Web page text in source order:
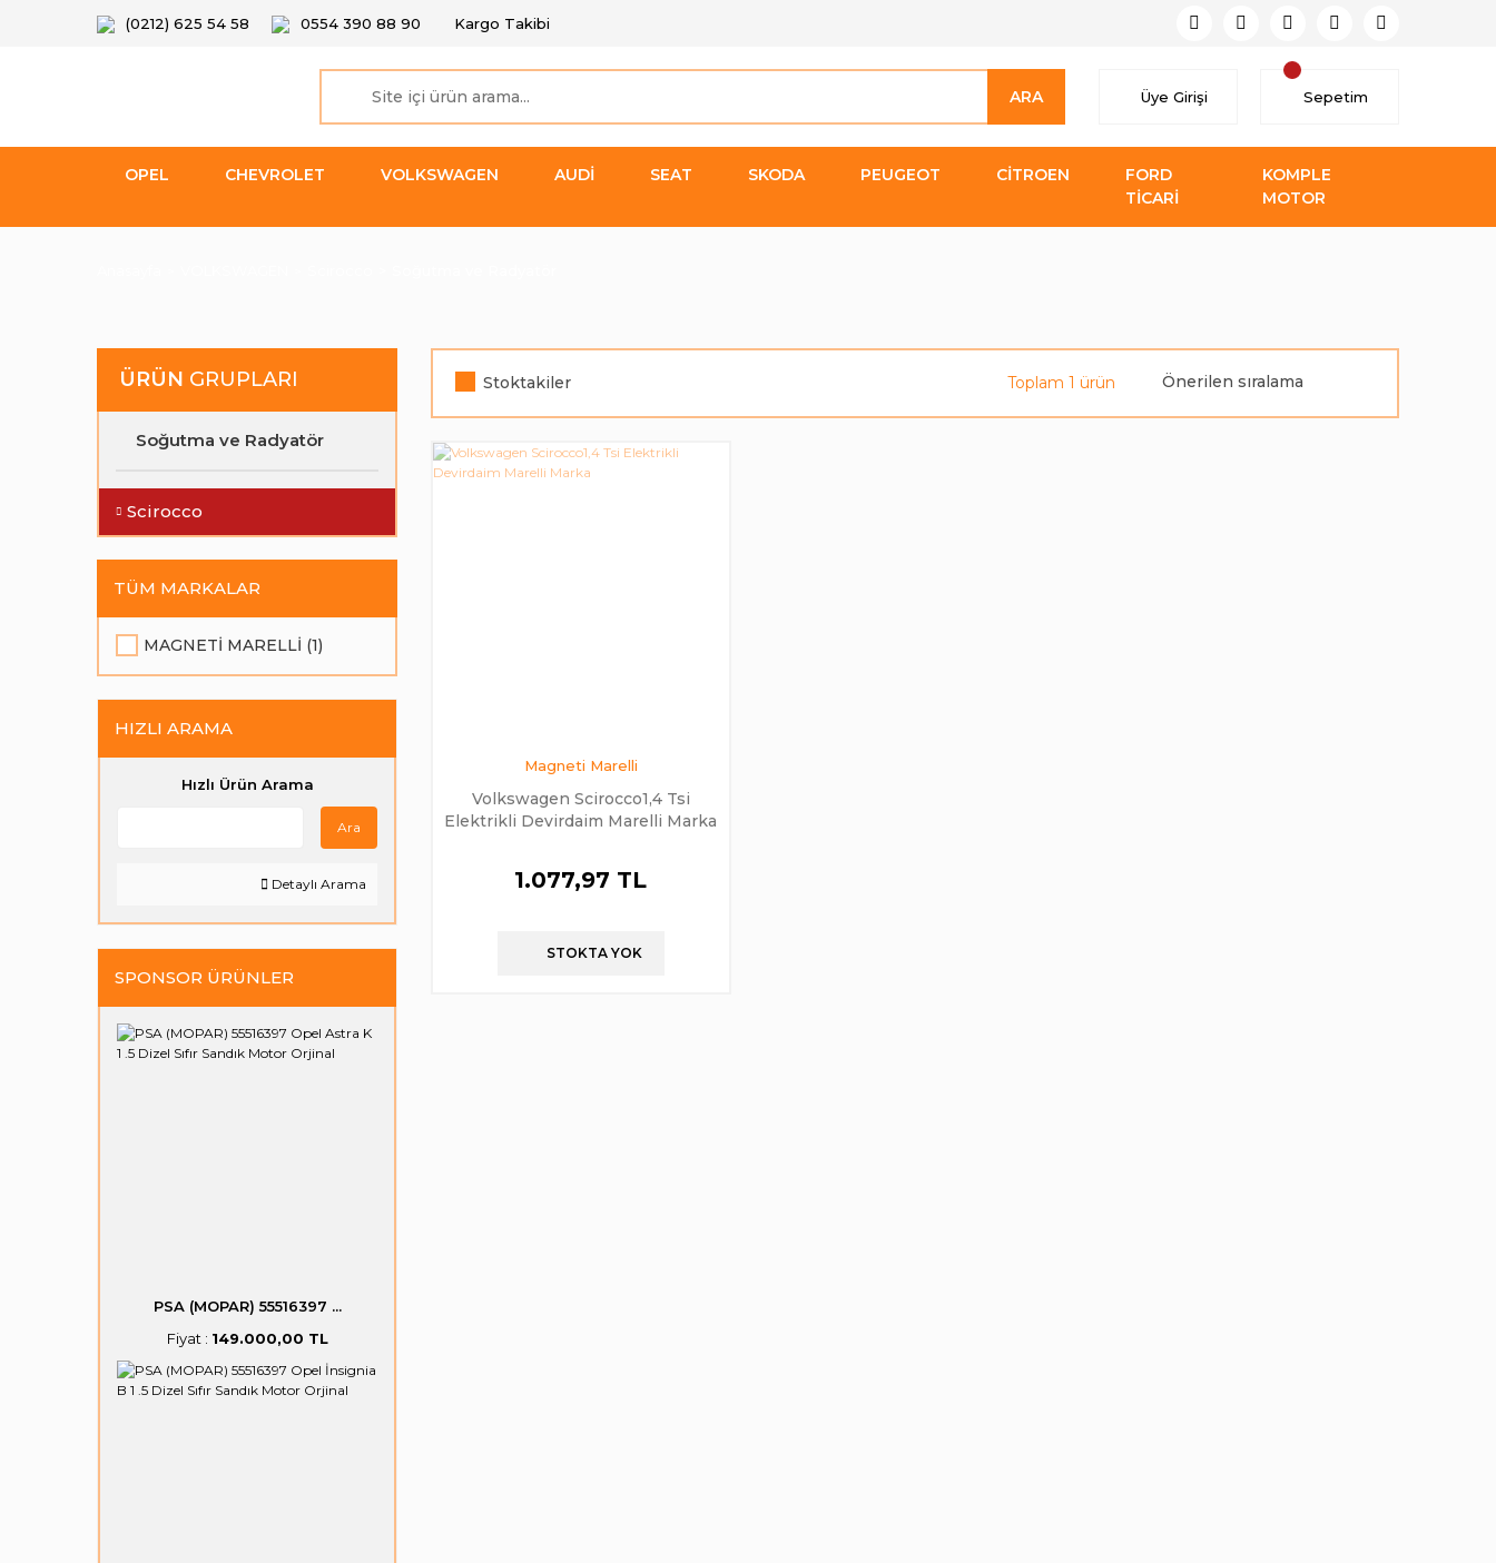
(0212) 625 54 58 0554 390 88 90 Kargo Takibi
ARA Üye Girişi Sepetim
OPEL CHEVROLET VOLKSWAGEN AUDİ SEAT SKODA PEUGEOT CİTROEN
FORD
TİCARİ
KOMPLE
MOTOR
ÜRÜN GRUPLARI
Soğutma ve Radyatör
Scirocco
TÜM MARKALAR
MAGNETI MARELLI (1)
HIZLI ARAMA
Hızlı Ürün Arama
Ara
Detaylı Arama
SPONSOR ÜRÜNLER
PSA (MOPAR) 55516397 ...
Fiyat : 149.000,00 TL
Stoktakiler Toplam 1 ürün
Magneti Marelli
Volkswagen Scirocco1,4 Tsi
Elektrikli Devirdaim Marelli Marka
1.077,97 TL
STOKTA YOK